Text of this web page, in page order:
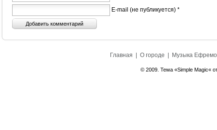
E-mail (не публикуется) *
Главная О городе Музыка
© 2009. Тема «Simple Magic«